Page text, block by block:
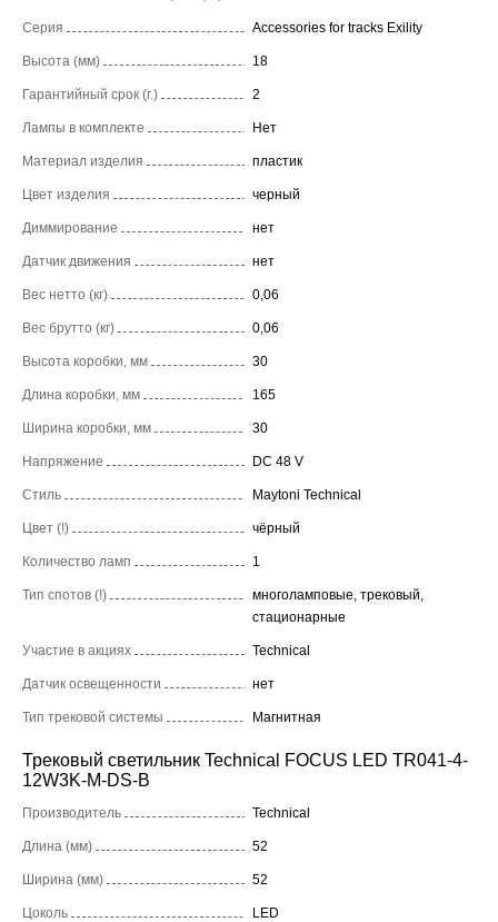
Серия Accessories for tracks Exility
Высота (мм) 18
Гарантийный срок (г.) 2
Лампы в комплекте Нет
Материал изделия пластик
Цвет изделия черный
Диммирование нет
Датчик движения нет
Вес нетто (кг) 0,06
Вес брутто (кг) 0,06
Высота коробки, мм 30
Длина коробки, мм 165
Ширина коробки, мм 30
Напряжение DC 48 V
Стиль Maytoni Technical
Цвет (!) чёрный
Количество ламп 1
Тип спотов (!)
многоламповые, трековый,
стационарные
Участие в акциях Technical
Датчик освещенности нет
Тип трековой системы Магнитная
Трековый светильник Technical FOCUS LED TR041-4-
12W3K-M-DS-B
Производитель Technical
Длина (мм) 52
Ширина (мм) 52
Цоколь LED